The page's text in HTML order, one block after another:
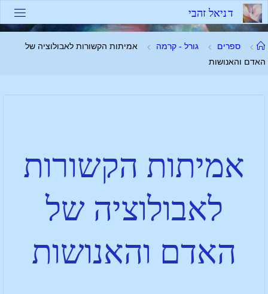
דניאל זהבי
ספרים גורל - קרמה
אמיתות הקשורות לאבולוציה של
האדם והאנושות
אמיתות הקשורות
לאבולוציה של
האדם והאנושות